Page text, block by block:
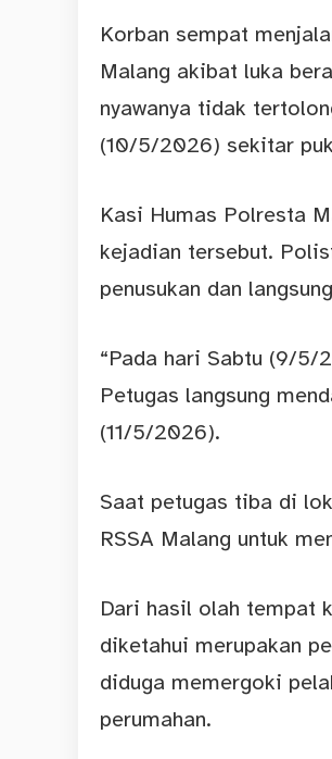
Korban sempat
Malang akibat luka
nyawanya tidak
(10/5/2026) sekitar
Kasi Humas Polresta
kejadian tersebut.
penusukan dan
“Pada hari Sabtu (9/5/
Petugas langsung
(11/5/2026).
Saat petugas tiba di
RSSA Malang untuk
Dari hasil olah tempat
diketahui merupakan
diduga memergoki
perumahan.